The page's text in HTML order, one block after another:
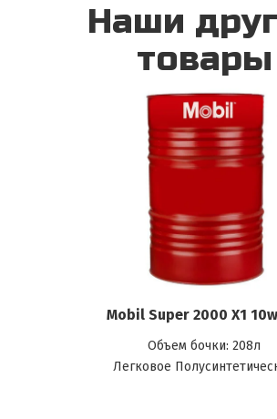
Наши
товары
Mobil Super 2000 X1
Объем бочки: 208л
Легковое